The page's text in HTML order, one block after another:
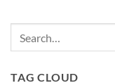
TAG CLOUD